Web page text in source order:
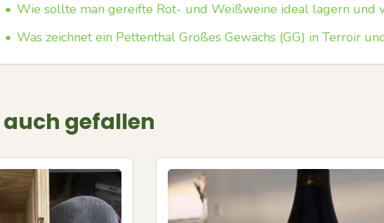
• Wie sollte man gereifte Rot- und Weißweine ideal lagern und
• Was zeichnet ein Pettenthal Großes Gewächs (GG) in Terroir
gefallen